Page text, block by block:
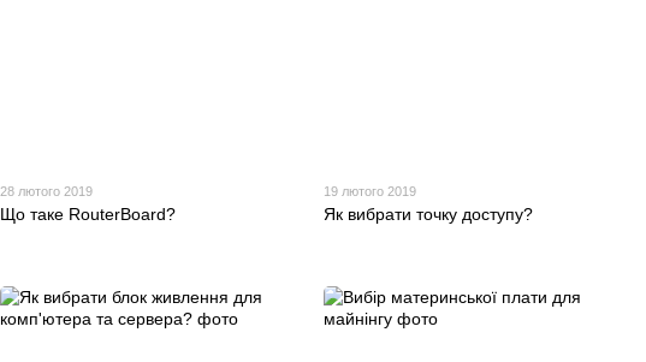
28 лютого 2019
Що таке RouterBoard?
19 лютого 2019
Як вибрати точку доступу?